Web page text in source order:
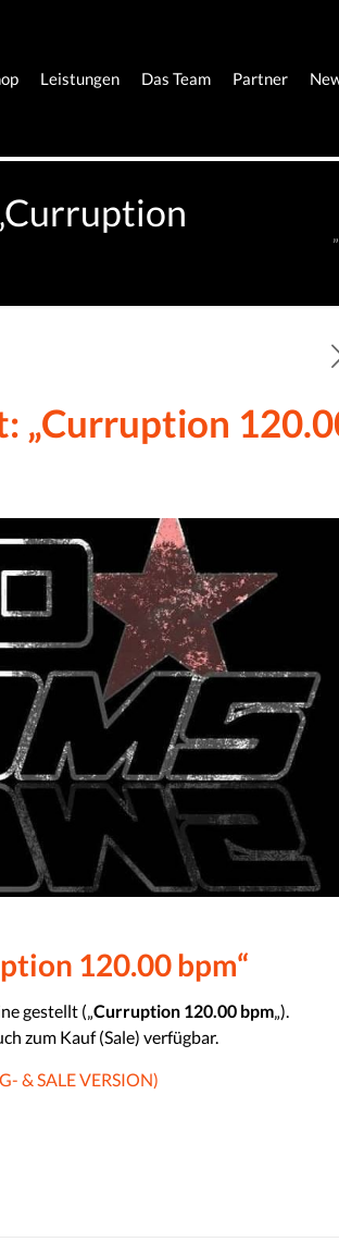
Leistungen Das Team Partner
„Curruption
120.00 bpm“
gestellt („Curruption 120.00 bpm„).
zum Kauf (Sale) verfügbar.
& SALE VERSION)